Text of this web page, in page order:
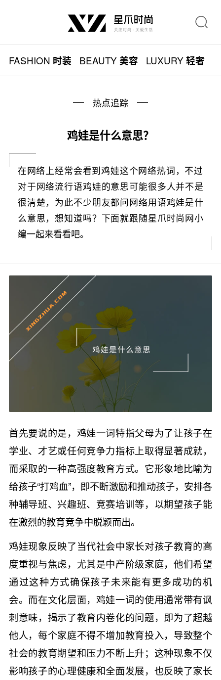
FASHION 时装 BEAUTY美容 LUXURY轻奢
热点追踪
鸡娃是什么意思？
在网络上经常会看到鸡娃这个网络热词，不过
对于网络流行语鸡娃的意思可能很多人并不是
很清楚，为此不少朋友都问网络用语鸡娃是什
么意思，想知道吗？下面就跟随星爪时尚网小
编一起来看看吧。
首先要说的是，鸡娃一词特指父母为了让孩子在
学业、才艺或任何竞争力指标上取得显著成就，
而采取的一种高强度教育方式。它形象地比喻为
给孩子“打鸡血”，即不断激励和推动孩子，安排各
种辅导班、兴趣班、竞赛培训等，以期望孩子能
在激烈的教育竞争中脱颖而出。
鸡娃现象反映了当代社会中家长对孩子教育的高
度重视与焦虑，尤其是中产阶级家庭，他们希望
通过这种方式确保孩子未来能有更多成功的机
会。而在文化层面，鸡娃一词的使用通常带有讽
刺意味，揭示了教育内卷化的问题，即为了超越
他人，每个家庭不得不增加教育投入，导致整个
社会的教育期望和压力不断上升；这种现象不仅
影响孩子的心理健康和全面发展，也反映了家长